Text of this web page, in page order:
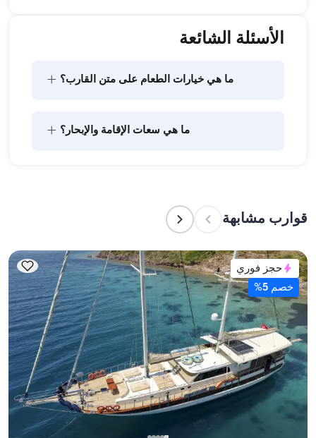
الأسئلة الشائعة
ما هي خيارات الطعام على متن القارب؟ +
ما هي سعات الإقامة والإبحار؟ +
للإيجارات اليومية، فتنطبق سعة الإبحار.
قوارب مشابهة
حجز فوري
خصم 5%